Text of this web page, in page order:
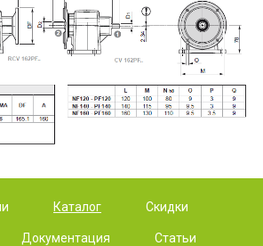
Каталог Скидки
Документация Статьи